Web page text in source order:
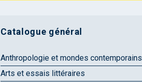
Catalogue général
Anthropologie et mondes contemporains
Arts et essais littéraires